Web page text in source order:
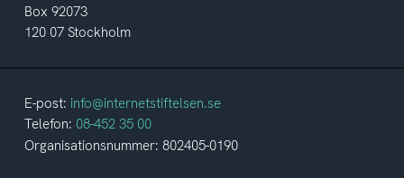
Box 92073
120 07 Stockholm
E-post: info@internetstiftelsen.se
Telefon: 08-452 35 00
Organisationsnummer: 802405-0190